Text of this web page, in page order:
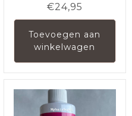
€24,95
Toevoegen aan
winkelwagen